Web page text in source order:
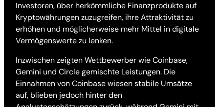
Investoren, über herkömmliche Finanzprodukte auf
Kryptowährungen zuzugreifen, ihre Attraktivität zu
erhöhen und möglicherweise mehr Mittel in digitale
Vermögenswerte zu lenken.
Inzwischen zeigten Wettbewerber wie Coinbase,
Gemini und Circle gemischte Leistungen. Die
Einnahmen von Coinbase wiesen stabile Umsätze
auf, blieben jedoch hinter den